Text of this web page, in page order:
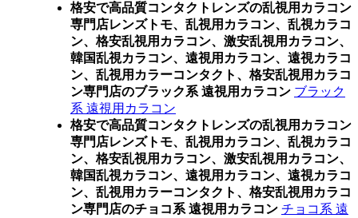
格安で高品質コンタクトレンズの乱視用カラコン
専門店レンズトモ、乱視用カラコン、乱視カラコ
ン、格安乱視用カラコン、激安乱視用カラコン、
韓国乱視カラコン、遠視用カラコン、遠視カラコ
ン、乱視用カラーコンタクト、格安乱視用カラコ
ン専門店のブラック系 遠視用カラコン ブラック
系 遠視用カラコン
格安で高品質コンタクトレンズの乱視用カラコン
専門店レンズトモ、乱視用カラコン、乱視カラコ
ン、格安乱視用カラコン、激安乱視用カラコン、
韓国乱視カラコン、遠視用カラコン、遠視カラコ
ン、乱視用カラーコンタクト、格安乱視用カラコ
ン専門店のチョコ系 遠視用カラコン チョコ系 遠